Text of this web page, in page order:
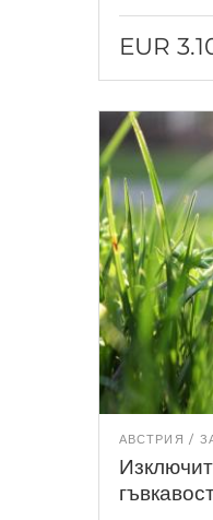
EUR
АВСТРИЯ